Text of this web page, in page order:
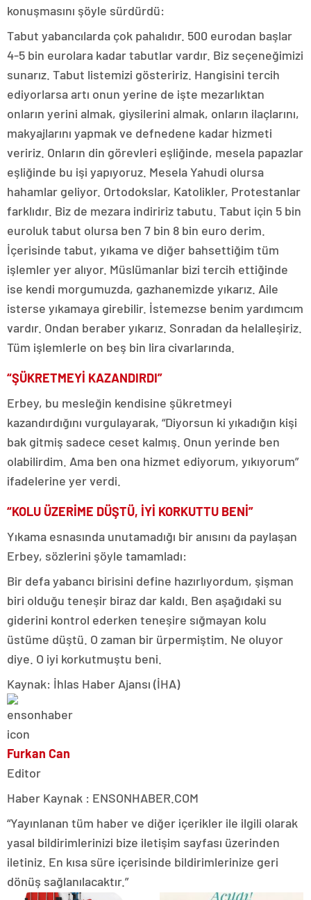
konuşmasını şöyle sürdürdü:
Tabut yabancılarda çok pahalıdır. 500 eurodan başlar
4-5 bin eurolara kadar tabutlar vardır. Biz seçeneğimizi
sunarız. Tabut listemizi gösteririz. Hangisini tercih
ediyorlarsa artı onun yerine de işte mezarlıktan
onların yerini almak, giysilerini almak, onların ilaçlarını,
makyajlarını yapmak ve defnedene kadar hizmeti
veririz. Onların din görevleri eşliğinde, mesela papazlar
eşliğinde bu işi yapıyoruz. Mesela Yahudi olursa
hahamlar geliyor. Ortodokslar, Katolikler, Protestanlar
farklıdır. Biz de mezara indiririz tabutu. Tabut için 5 bin
euroluk tabut olursa ben 7 bin 8 bin euro derim.
İçerisinde tabut, yıkama ve diğer bahsettiğim tüm
işlemler yer alıyor. Müslümanlar bizi tercih ettiğinde
ise kendi morgumuzda, gazhanemizde yıkarız. Aile
isterse yıkamaya girebilir. İstemezse benim yardımcım
vardır. Ondan beraber yıkarız. Sonradan da helalleşiriz.
Tüm işlemlerle on beş bin lira civarlarında.
“ŞÜKRETMEYİ KAZANDIRDI”
Erbey, bu mesleğin kendisine şükretmeyi
kazandırdığını vurgulayarak, “Diyorsun ki yıkadığın kişi
bak gitmiş sadece ceset kalmış. Onun yerinde ben
olabilirdim. Ama ben ona hizmet ediyorum, yıkıyorum”
ifadelerine yer verdi.
“KOLU ÜZERİME DÜŞTÜ, İYİ KORKUTTU BENİ”
Yıkama esnasında unutamadığı bir anısını da paylaşan
Erbey, sözlerini şöyle tamamladı:
Bir defa yabancı birisini define hazırlıyordum, şişman
biri olduğu teneşir biraz dar kaldı. Ben aşağıdaki su
giderini kontrol ederken teneşire sığmayan kolu
üstüme düştü. O zaman bir ürpermiştim. Ne oluyor
diye. O iyi korkutmuştu beni.
Kaynak: İhlas Haber Ajansı (İHA)
Furkan Can
Editor
Haber Kaynak : ENSONHABER.COM
“Yayınlanan tüm haber ve diğer içerikler ile ilgili olarak
yasal bildirimlerinizi bize iletişim sayfası üzerinden
iletiniz. En kısa süre içerisinde bildirimlerinize geri
dönüş sağlanılacaktır.”